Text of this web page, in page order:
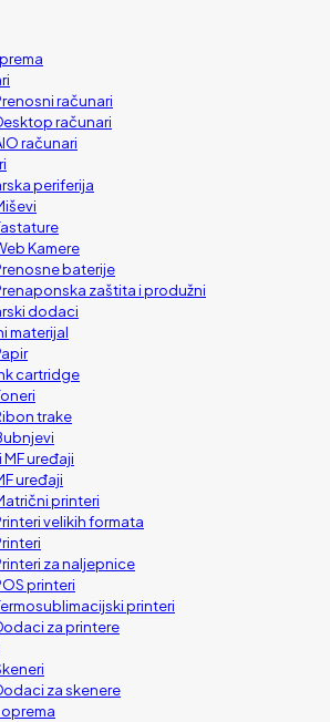
računari
računari
računari
periferija
Kamere
baterije
zaštita i produžni
dodaci
materijal
cartridge
trake
MF uređaji
uređaji
printeri
velikih formata
za naljepnice
printeri
printeri
za printere
za skenere